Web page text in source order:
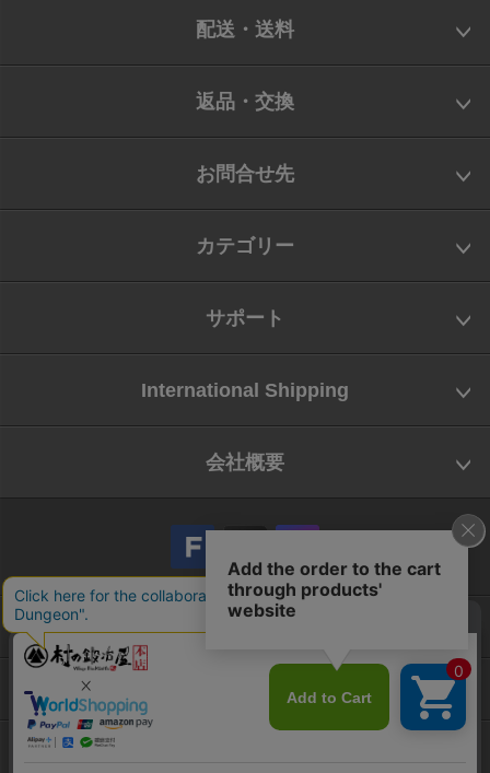
配送・送料
返品・交換
お問合せ先
カテゴリー
サポート
International Shipping
会社概要
会社概要
お問い合わせ
特定商取引法に基づく表示